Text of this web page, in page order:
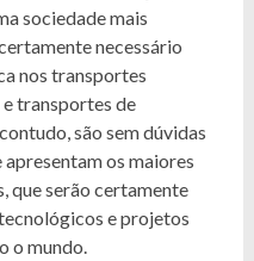
sociedade mais
necessário
nos transportes
transportes de
são sem dúvidas
os maiores
que serão certamente
e projetos
o mundo.